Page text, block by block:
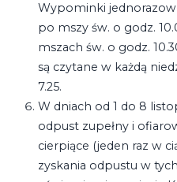
Wypominki
po mszy św. o godz.
mszach św. o godz.
są czytane w każdą
7.25.
W dniach od 1 do 8
odpust zupełny i
cierpiące (jeden raz w
zyskania odpustu w